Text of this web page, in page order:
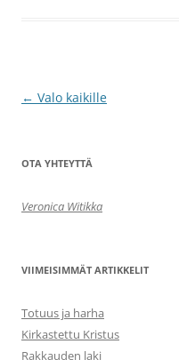
Artikkelien
← Valo kaikille
OTA YHTEYTTÄ
Veronica Witikka
VIIMEISIMMÄT ARTIKKELIT
Totuus ja harha
Kirkastettu Kristus
Rakkauden laki